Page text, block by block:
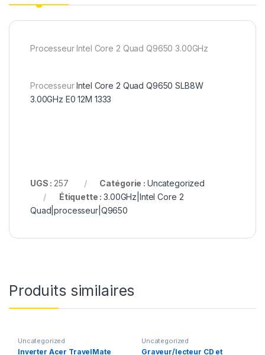
Processeur Intel Core 2 Quad Q9650 3.00GHz
ProcesseurIntel Core 2 Quad Q9650 SLB8W
3.00GHz E0 12M 1333
UGS :257 Catégorie : Uncategorized
Étiquette :3.00GHz|Intel Core 2
Quad|processeur|Q9650
Produits similaires
Uncategorized
Inverter Acer TravelMate
Uncategorized
Graveur/lecteur CD et